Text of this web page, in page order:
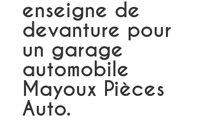
enseigne de
devanture pour
un garage
automobile
Mayoux Pièces
Auto.